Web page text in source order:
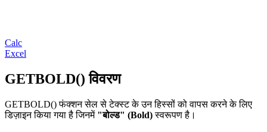
Calc
Excel
GETBOLD() विवरण
GETBOLD() फंक्शन सेल से टेक्स्ट के उन हिस्सों को वापस करने के लिए
डिज़ाइन किया गया है जिनमें "बोल्ड" (Bold)स्वरूपण है।